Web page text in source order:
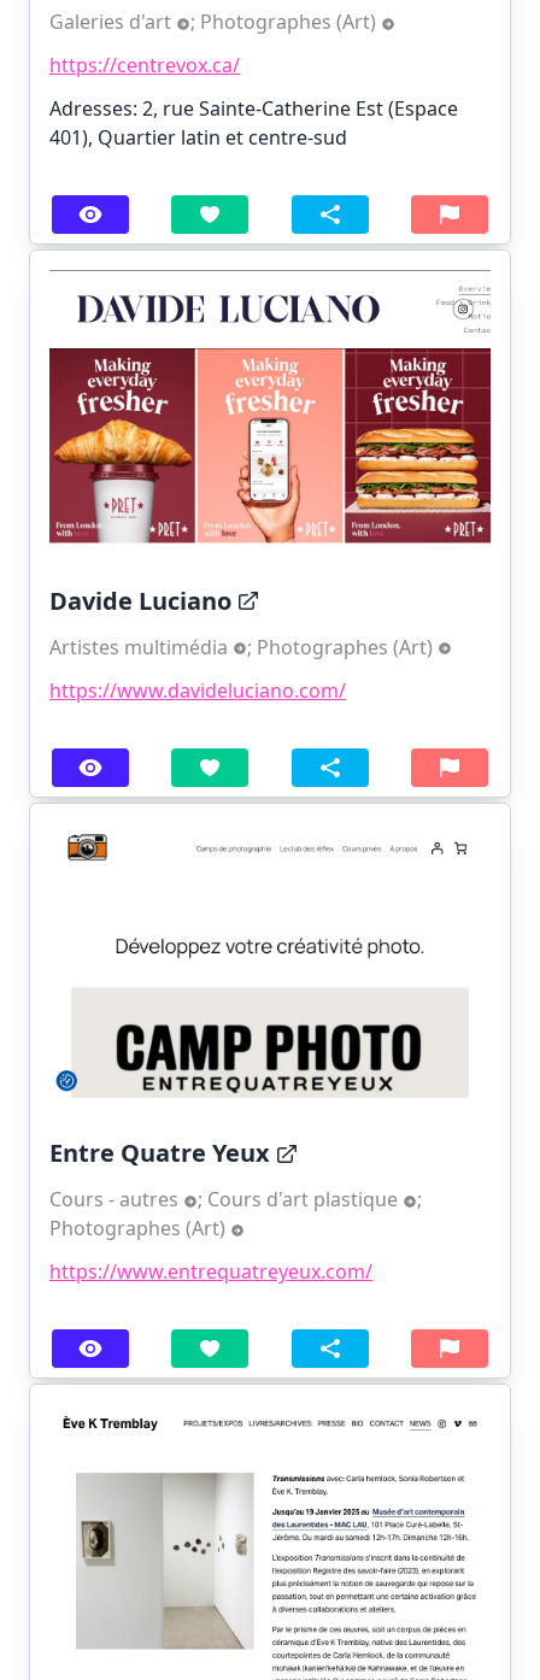
Galeries d'art
; Photographes (Art)
https://centrevox.ca/
Adresses: 2, rue Sainte-Catherine Est (Espace
401), Quartier latin et centre-sud
Davide Luciano
Artistes multimédia ; Photographes (Art)
https://www.davideluciano.com/
Entre Quatre Yeux
Cours - autres ; Cours d'art plastique
;
Photographes (Art)
https://www.entrequatreyeux.com/